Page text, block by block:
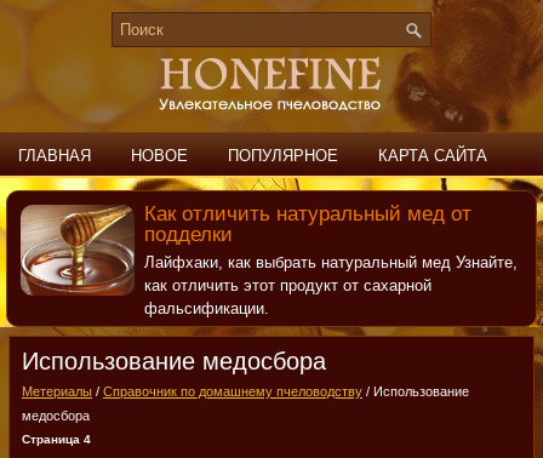
ГЛАВНАЯ НОВОЕ ПОПУЛЯРНОЕ КАРТА САЙТА
ПОИСК КОНТАКТЫ
Как отличить натуральный мед от
подделки
Лайфхаки, как выбрать натуральный мед Узнайте,
как отличить этот продукт от сахарной
фальсификации.
Использование медосбора
Метериалы / Справочник по домашнему пчеловодству / Использование
медосбора
Страница 4